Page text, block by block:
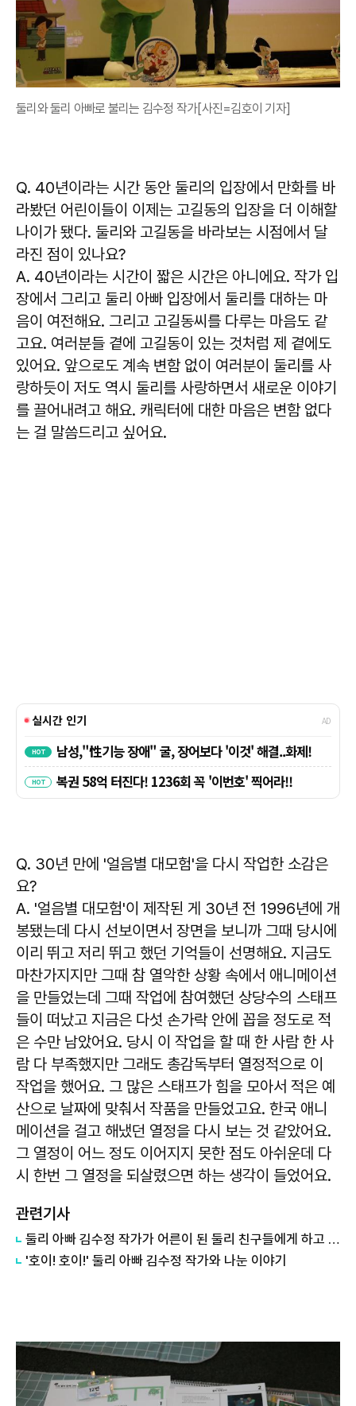
둘리와 둘리 아빠로 불리는 김수정 작가[사진=김호이 기자]
Q. 40년이라는 시간 동안 둘리의 입장에서 만화를 바
라봤던 어린이들이 이제는 고길동의 입장을 더 이해할
나이가 됐다. 둘리와 고길동을 바라보는 시점에서 달
라진 점이 있나요?
A. 40년이라는 시간이 짧은 시간은 아니에요. 작가 입
장에서 그리고 둘리 아빠 입장에서 둘리를 대하는 마
음이 여전해요. 그리고 고길동씨를 다루는 마음도 같
고요. 여러분들 곁에 고길동이 있는 것처럼 제 곁에도
있어요. 앞으로도 계속 변함 없이 여러분이 둘리를 사
랑하듯이 저도 역시 둘리를 사랑하면서 새로운 이야기
를 끌어내려고 해요. 캐릭터에 대한 마음은 변함 없다
는 걸 말씀드리고 싶어요.
Q. 30년 만에 '얼음별 대모험'을 다시 작업한 소감은
요?
A. '얼음별 대모험'이 제작된 게 30년 전 1996년에 개
봉됐는데 다시 선보이면서 장면을 보니까 그때 당시에
이리 뛰고 저리 뛰고 했던 기억들이 선명해요. 지금도
마찬가지지만 그때 참 열악한 상황 속에서 애니메이션
을 만들었는데 그때 작업에 참여했던 상당수의 스태프
들이 떠났고 지금은 다섯 손가락 안에 꼽을 정도로 적
은 수만 남았어요. 당시 이 작업을 할 때 한 사람 한 사
람 다 부족했지만 그래도 총감독부터 열정적으로 이
작업을 했어요. 그 많은 스태프가 힘을 모아서 적은 예
산으로 날짜에 맞춰서 작품을 만들었고요. 한국 애니
메이션을 걸고 해냈던 열정을 다시 보는 것 같았어요.
그 열정이 어느 정도 이어지지 못한 점도 아쉬운데 다
시 한번 그 열정을 되살렸으면 하는 생각이 들었어요.
관련기사
둘리 아빠 김수정 작가가 어른이 된 둘리 친구들에게 하고 싶은 말, "엉덩국 둘리 고마워요"
'호이! 호이!' 둘리 아빠 김수정 작가와 나눈 이야기